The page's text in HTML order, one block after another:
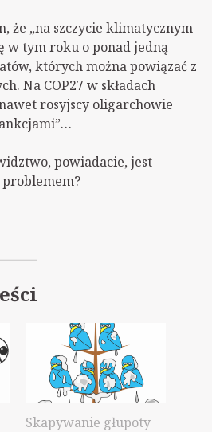
że „na szczycie klimatycznym
w tym roku o ponad jedną
których można powiązać z
Na COP27 w składach
rosyjscy oligarchowie
powiadacie, jest
Skapywanie głupoty